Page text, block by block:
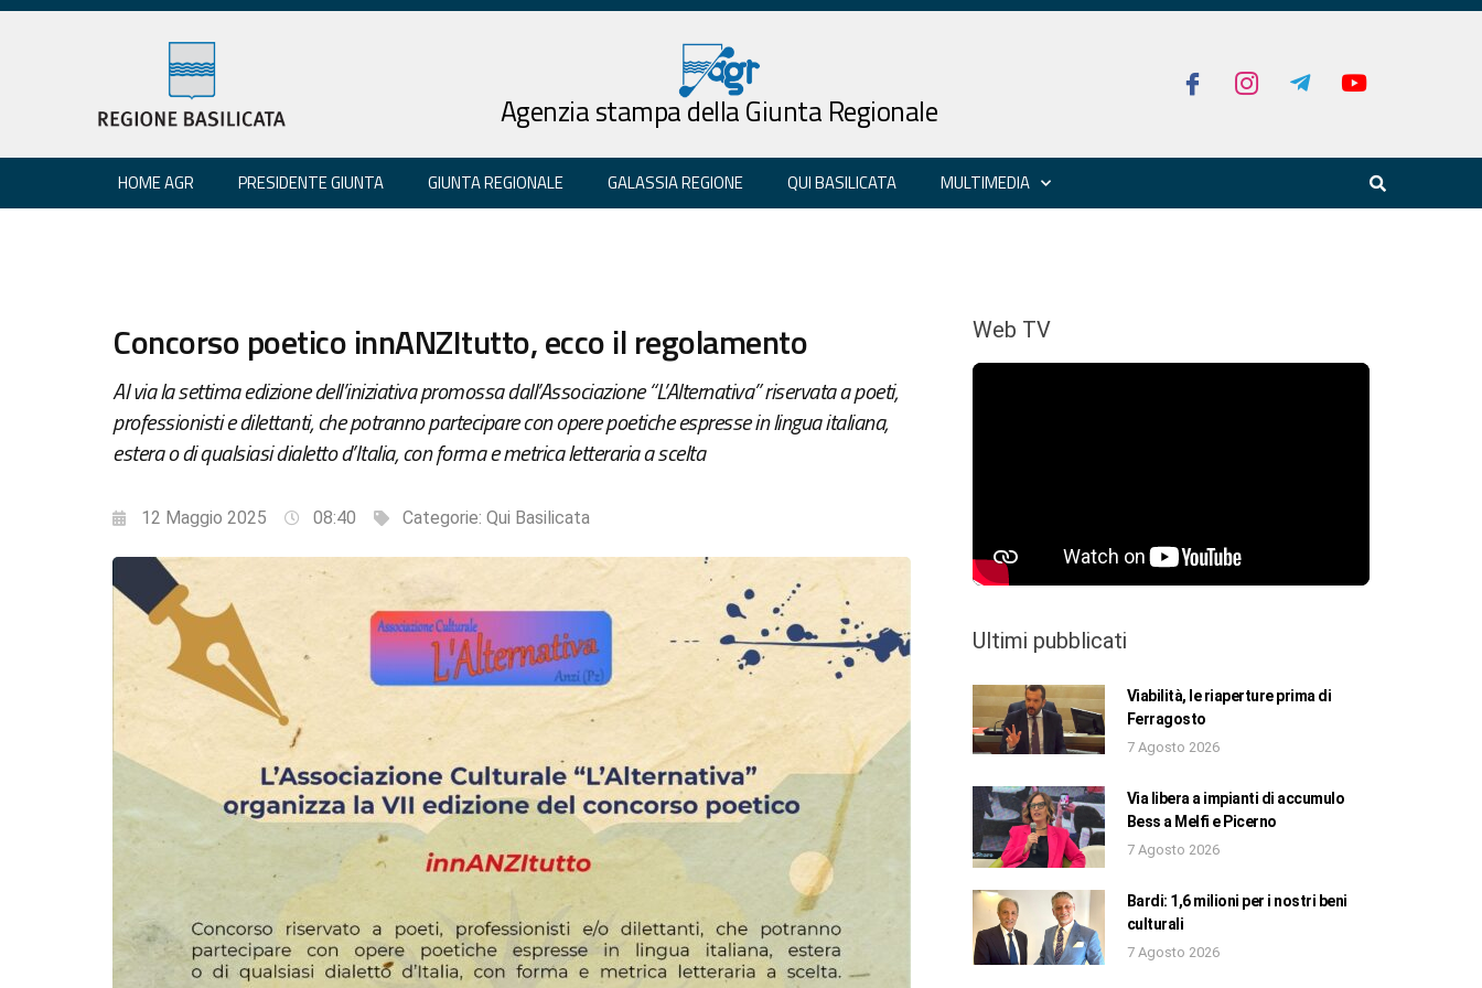
Agenzia stampa della Giunta Regionale
HOME AGR PRESIDENTE GIUNTA GIUNTA REGIONALE GALASSIA REGIONE QUI BASILICATA MULTIMEDIA
Concorso poetico innANZItutto, ecco il regolamento
Al via la settima edizione dell’iniziativa promossa dall’Associazione “L’Alternativa” riservata a poeti,
professionisti e dilettanti, che potranno partecipare con opere poetiche espresse in lingua italiana,
estera o di qualsiasi dialetto d’Italia, con forma e metrica letteraria a scelta
12 Maggio 2025 08:40 Categorie: Qui Basilicata
Web TV
Ultimi pubblicati
Viabilità, le riaperture prima di
Ferragosto
7 Agosto 2026
Via libera a impianti di accumulo
Bess a Melfi e Picerno
7 Agosto 2026
Bardi: 1,6 milioni per i nostri beni
culturali
7 Agosto 2026